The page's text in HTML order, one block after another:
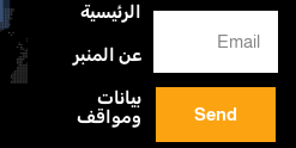
Send
الرئيسية
عن المنبر
بيانات
ومواقف